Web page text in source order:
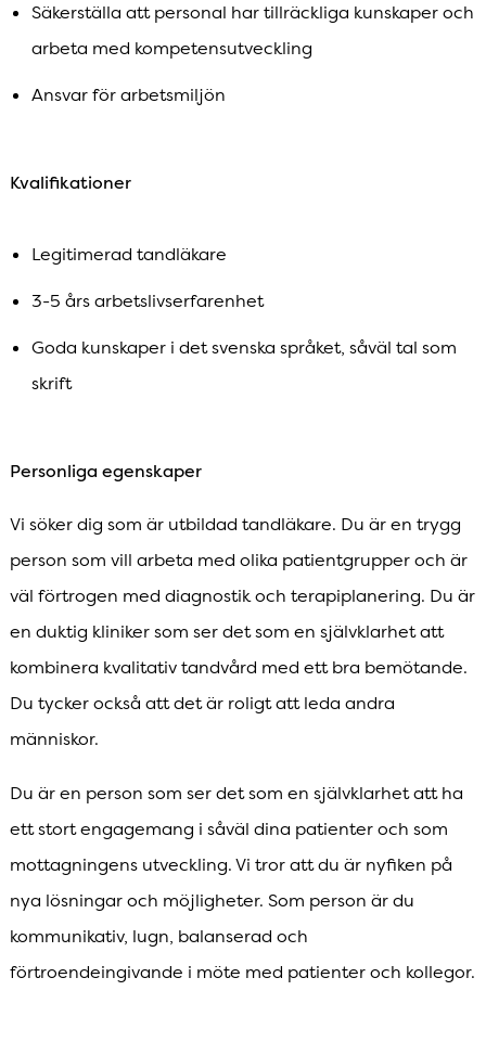
Säkerställa att personal har tillräckliga kunskaper och
arbeta med kompetensutveckling
Ansvar för arbetsmiljön
Kvalifikationer
Legitimerad tandläkare
3-5 års arbetslivserfarenhet
Goda kunskaper i det svenska språket, såväl tal som
skrift
Personliga egenskaper
Vi söker dig som är utbildad tandläkare. Du är en trygg
person som vill arbeta med olika patientgrupper och är
väl förtrogen med diagnostik och terapiplanering. Du är
en duktig kliniker som ser det som en självklarhet att
kombinera kvalitativ tandvård med ett bra bemötande.
Du tycker också att det är roligt att leda andra
människor.
Du är en person som ser det som en självklarhet att ha
ett stort engagemang i såväl dina patienter och som
mottagningens utveckling. Vi tror att du är nyfiken på
nya lösningar och möjligheter. Som person är du
kommunikativ, lugn, balanserad och
förtroendeingivande i möte med patienter och kollegor.